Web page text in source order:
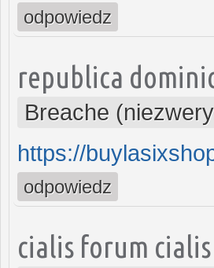
odpowiedz
republica
Breache
https://
odpowiedz
cialis forum